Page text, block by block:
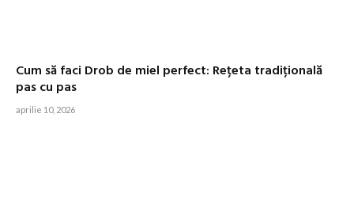
Cum să faci Drob de miel perfect: Rețeta tradițională
pas cu pas
aprilie 10, 2026